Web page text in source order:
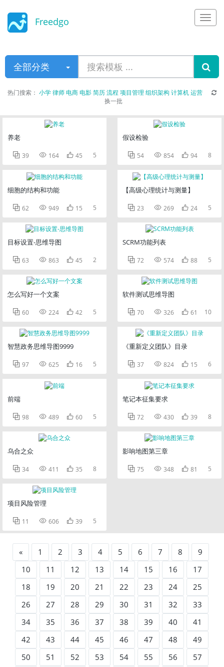
Freedgo
全部分类
热门搜索： 小学律师电商电影简历流程 项目管理 组织架构 计算机运营
换一批
养老
 39  164  45 5
细胞的结构和功能
 62  949  15 5
目标设置-思维导图
 63  863  45 2
怎么写好一个文案
 60  224  42 5
智慧政务思维导图9999
 97  625  16 5
前端
 98  489  60 5
乌合之众
 34  411  35 8
项目风险管理
 11  606  39 5
假设检验
 54  854  94 8
【高级心理统计与测量】
 23  269  24 5
SCRM功能列表
 72  574  88 5
软件测试思维导图
 70  326  61 10
《重新定义团队》目录
 37  824  15 6
笔记本征集要求
 72  430  39 8
影响地图第三章
 75  348  81 5
« 1 2 3 4 5 6 7 8
9
10
11 12 13 14 15 16
17
18
19 20 21 22 23 24
25
26
27 28 29 30 31 32
33
34
35 36 37 38 39 40
41
42
43 44 45 46 47 48
49
50
51 52 53 54 55 56
57